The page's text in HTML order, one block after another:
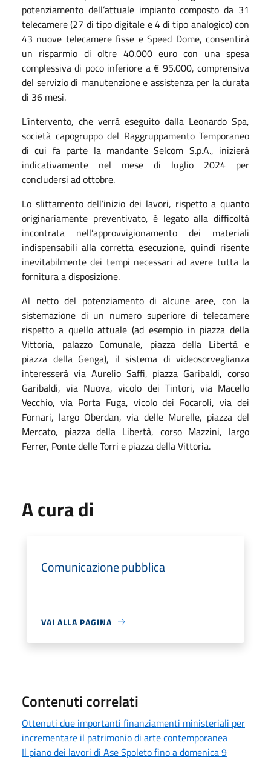
potenziamento dell’attuale impianto composto da 31
telecamere (27 di tipo digitale e 4 di tipo analogico) con
43 nuove telecamere fisse e Speed Dome, consentirà
un risparmio di oltre 40.000 euro con una spesa
complessiva di poco inferiore a € 95.000, comprensiva
del servizio di manutenzione e assistenza per la durata
di 36 mesi.
L’intervento, che verrà eseguito dalla Leonardo Spa,
società capogruppo del Raggruppamento Temporaneo
di cui fa parte la mandante Selcom S.p.A., inizierà
indicativamente nel mese di luglio 2024 per
concludersi ad ottobre.
Lo slittamento dell’inizio dei lavori, rispetto a quanto
originariamente preventivato, è legato alla difficoltà
incontrata nell’approvvigionamento dei materiali
indispensabili alla corretta esecuzione, quindi risente
inevitabilmente dei tempi necessari ad avere tutta la
fornitura a disposizione.
Al netto del potenziamento di alcune aree, con la
sistemazione di un numero superiore di telecamere
rispetto a quello attuale (ad esempio in piazza della
Vittoria, palazzo Comunale, piazza della Libertà e
piazza della Genga), il sistema di videosorveglianza
interesserà via Aurelio Saffi, piazza Garibaldi, corso
Garibaldi, via Nuova, vicolo dei Tintori, via Macello
Vecchio, via Porta Fuga, vicolo dei Focaroli, via dei
Fornari, largo Oberdan, via delle Murelle, piazza del
Mercato, piazza della Libertà, corso Mazzini, largo
Ferrer, Ponte delle Torri e piazza della Vittoria.
A cura di
Comunicazione pubblica
VAI ALLA PAGINA
Contenuti correlati
Ottenuti due importanti finanziamenti ministeriali per
incrementare il patrimonio di arte contemporanea
Il piano dei lavori di Ase Spoleto fino a domenica 9